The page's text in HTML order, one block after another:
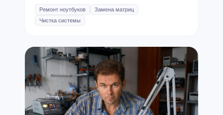
Ремонт ноутбуков
Замена матриц
Чистка системы